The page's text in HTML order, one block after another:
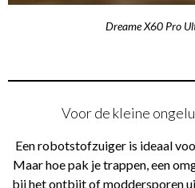
Dreame X60 Pro
Voor de kleine
Een robotstofzuiger is ideaal
Maar hoe pak je trappen, een
bij het ontbijt of moddersporen